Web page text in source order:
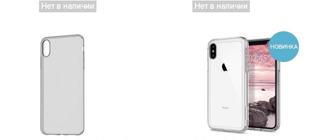
Нет в наличии Нет в наличии